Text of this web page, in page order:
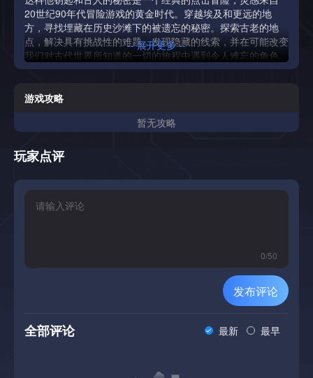
20世纪90年代冒险游戏的黄金时代。穿越埃及和更远的地
方，寻找埋藏在历史沙滩下的被遗忘的秘密。探索古老的地
点，解决具有挑战性的难题，发现隐藏的线索，并在可能改变
我们对古代世界所知道的一切的旅程中遇到令人难忘的角色。
-- 展开更多 --
游戏攻略
暂无攻略
玩家点评
0/50
发布评论
全部评论 最新 最早